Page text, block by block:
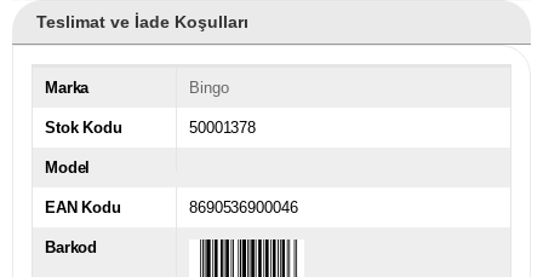
Teslimat ve İade Koşulları
Marka Bingo
Stok Kodu 50001378
Model
EAN Kodu 8690536900046
Barkod